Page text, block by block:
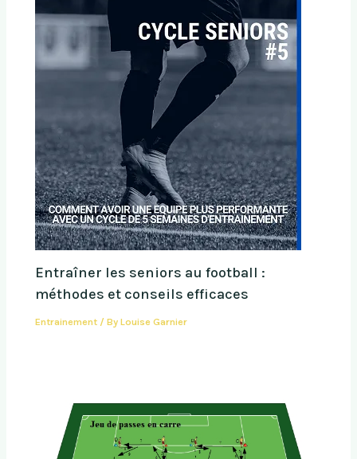
Entraîner les seniors au football :
méthodes et conseils efficaces
Entrainement / ByLouise Garnier